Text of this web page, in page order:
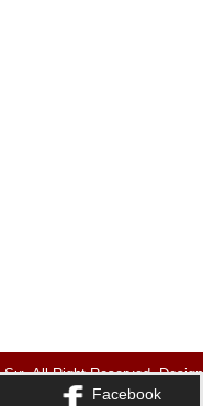
All Right Reserved. Design
Facebook